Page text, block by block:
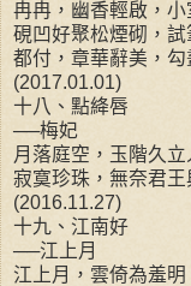
冉冉，幽香輕啟，小
硯凹好聚松煙砌，
都付，章華辭美，勾
(2017.01.01)
十八、點絳唇
──梅妃
月落庭空，玉階久
寂寞珍珠，無奈君
(2016.11.27)
十九、江南好
──江上月
江上月，雲倚為羞